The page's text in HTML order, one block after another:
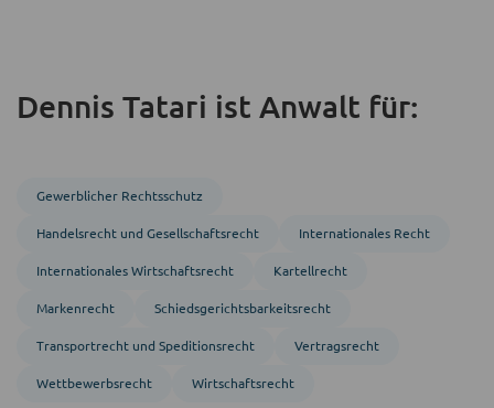
Dennis Tatari ist Anwalt für:
Gewerblicher Rechtsschutz
Handels­recht und Gesellschafts­recht Inter­nationales Recht
Inter­nationales Wirtschafts­recht Kartellrecht
Markenrecht Schiedsgerichts­barkeitsrecht
Transport­recht und Speditions­recht Vertragsrecht
Wettbewerbsrecht Wirtschaftsrecht